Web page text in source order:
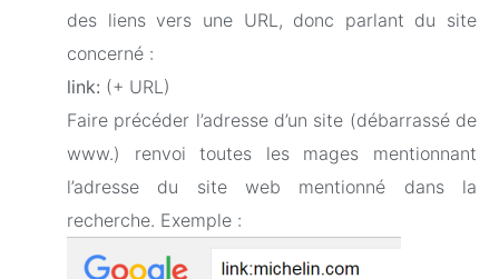
des liens vers une URL, donc parlant du site
concerné :
link: (+ URL)
Faire précéder l’adresse d’un site (débarrassé de
www.) renvoi toutes les mages mentionnant
l’adresse du site web mentionné dans la
recherche. Exemple :